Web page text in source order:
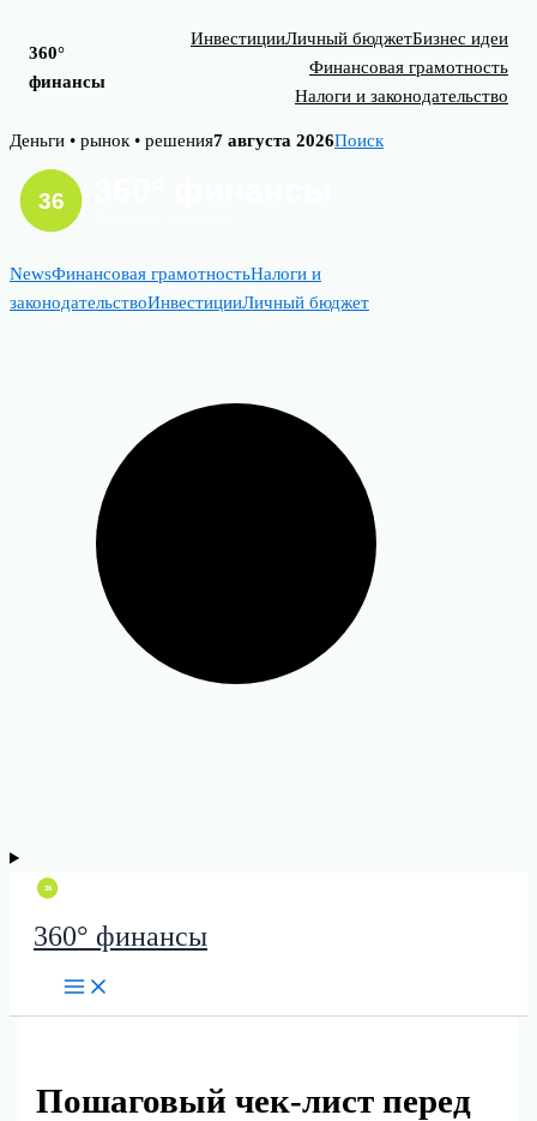
360°
финансы
ИнвестицииЛичный бюджетБизнес идеи
Финансовая грамотность
Налоги и законодательство
Skip
content
Деньги • рынок • решения7 августа 2026Поиск
NewsФинансовая грамотностьНалоги и
законодательствоИнвестицииЛичный бюджет
360° финансы
Пошаговый чек-лист перед